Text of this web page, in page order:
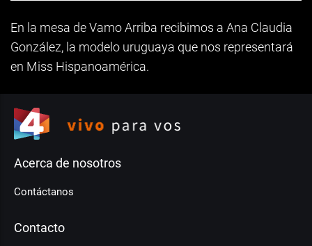
En la mesa de Vamo Arriba recibimos a Ana Claudia
González, la modelo uruguaya que nos representará
en Miss Hispanoamérica.
Acerca de nosotros
Contáctanos
Contacto